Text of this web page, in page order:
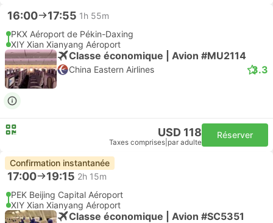
16:00 17:55 1h 55m
PKX Aéroport de Pékin-Daxing
XIY Xian Xianyang Aéroport
Classe économique | Avion #MU2114
China Eastern Airlines 3.3
USD 118
Taxes comprises par adulte
Réserver
Confirmation instantanée
17:00 19:15 2h 15m
PEK Beijing Capital Aéroport
XIY Xian Xianyang Aéroport
Classe économique | Avion #SC5351